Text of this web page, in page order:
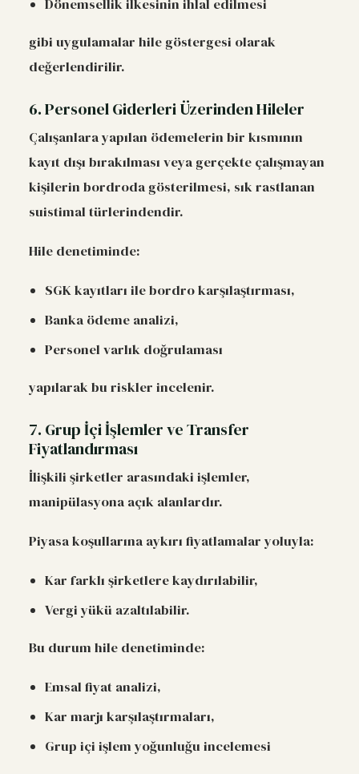
Dönemsellik ilkesinin ihlal edilmesi
gibi uygulamalar hile göstergesi olarak
değerlendirilir.
6. Personel Giderleri Üzerinden Hileler
Çalışanlara yapılan ödemelerin bir kısmının
kayıt dışı bırakılması veya gerçekte çalışmayan
kişilerin bordroda gösterilmesi, sık rastlanan
suistimal türlerindendir.
Hile denetiminde:
SGK kayıtları ile bordro karşılaştırması,
Banka ödeme analizi,
Personel varlık doğrulaması
yapılarak bu riskler incelenir.
7. Grup İçi İşlemler ve Transfer
Fiyatlandırması
İlişkili şirketler arasındaki işlemler,
manipülasyona açık alanlardır.
Piyasa koşullarına aykırı fiyatlamalar yoluyla:
Kar farklı şirketlere kaydırılabilir,
Vergi yükü azaltılabilir.
Bu durum hile denetiminde:
Emsal fiyat analizi,
Kar marjı karşılaştırmaları,
Grup içi işlem yoğunluğu incelemesi